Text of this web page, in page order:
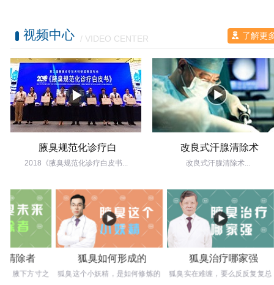
视频中心 / VIDEO CENTER 了解更
腋臭规范化诊疗白
2018《腋臭规范化诊疗白皮书...
改良式汗腺清除术
改良式汗腺清除术...
者
下方寸之
狐臭如何形成的
狐臭这个小妖精，是如何修炼的
狐臭治疗哪家强
狐臭实在难缠，要么反反复复总
狐